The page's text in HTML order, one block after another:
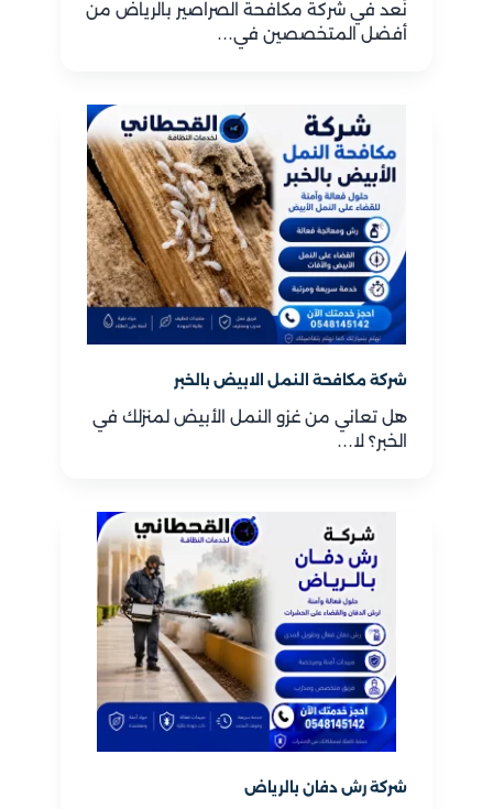
نُعد في شركة مكافحة الصراصير بالرياض من
أفضل المتخصصين في…
شركة مكافحة النمل الابيض بالخبر
هل تعاني من غزو النمل الأبيض لمنزلك في
الخبر؟ لا…
شركة رش دفان بالرياض